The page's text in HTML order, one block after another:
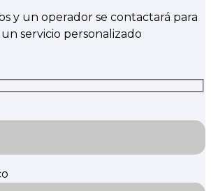
y un operador se contactará para
servicio personalizado